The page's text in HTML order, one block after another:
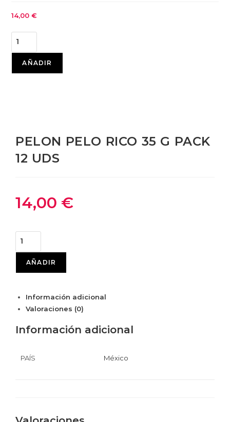
14,00€
AÑADIR
PELON PELO RICO 35 G PACK
12 UDS
14,00 €
AÑADIR
Información adicional
Valoraciones (0)
Información adicional
PAÍS México